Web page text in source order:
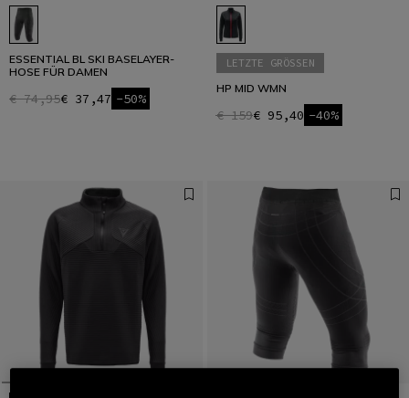
ESSENTIAL BL SKI BASELAYER-
HOSE FÜR DAMEN
€ 74,95€ 37,47 -50%
LETZTE GRÖSSEN
HP MID WMN
€ 159€ 95,40 -40%